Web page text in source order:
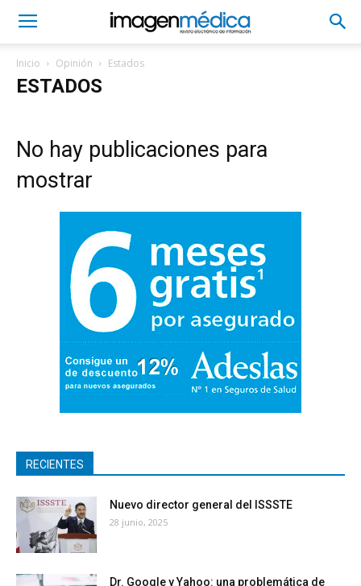
Inicio Opinión Estados
ESTADOS
No hay publicaciones para
mostrar
RECIENTES
Nuevo director general del ISSSTE
28 junio, 2025
Dr. Google y Yahoo: una problemática de